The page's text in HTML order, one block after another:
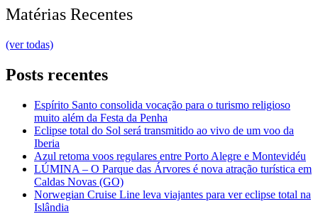
Matérias Recentes
(ver todas)
Posts recentes
Espírito Santo consolida vocação para o turismo religioso
muito além da Festa da Penha
Eclipse total do Sol será transmitido ao vivo de um voo da
Iberia
Azul retoma voos regulares entre Porto Alegre e Montevidéu
LÚMINA – O Parque das Árvores é nova atração turística em
Caldas Novas (GO)
Norwegian Cruise Line leva viajantes para ver eclipse total na
Islândia